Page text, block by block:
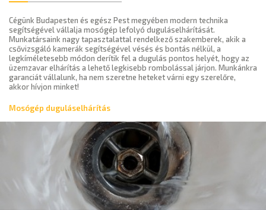
Cégünk Budapesten és egész Pest megyében modern technika
segítségével vállalja mosógép lefolyó duguláselhárítását.
Munkatársaink nagy tapasztalattal rendelkező szakemberek, akik a
csővizsgáló kamerák segítségével vésés és bontás nélkül, a
legkíméletesebb módon derítik fel a dugulás pontos helyét, hogy az
üzemzavar elhárítás a lehető legkisebb rombolással járjon. Munkánkra
garanciát vállalunk, ha nem szeretne heteket várni egy szerelőre,
akkor hívjon minket!
Mosógép duguláselhárítás